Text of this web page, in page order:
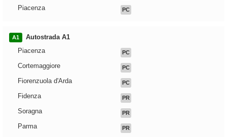
Piacenza PC
A1
Autostrada A1
Piacenza
PC
Cortemaggiore PC
Fiorenzuola d'Arda PC
Fidenza PR
Soragna PR
Parma PR